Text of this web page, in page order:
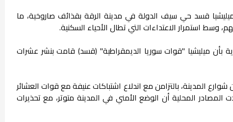
قسد حي سيف الدولة في مدينة الرقة بقذائف صاروخية، ما
وسط استمرار الاعتداءات التي تطال الأحياء السكنية.
بأن ميليشيا "قوات سوريا الديمقراطية" (قسد) قامت بنشر عشرات
المدينة، بالتزامن مع اندلاع اشتباكات عنيفة مع قوات العشائر
المحلية أن الوضع الأمني في المدينة متوتر، مع تحذيرات